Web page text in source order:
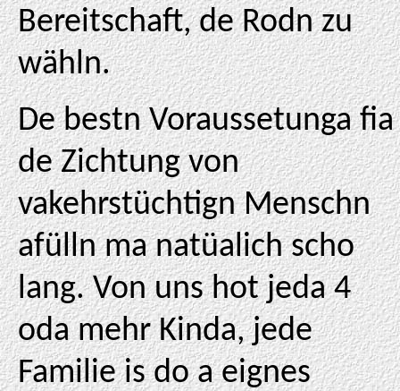
Bereitschaft, de Rodn zu
wähln.
De bestn Voraussetunga fia
de Zichtung von
vakehrstüchtign Menschn
afülln ma natüalich scho
lang. Von uns hot jeda 4
oda mehr Kinda, jede
Familie is do a eignes